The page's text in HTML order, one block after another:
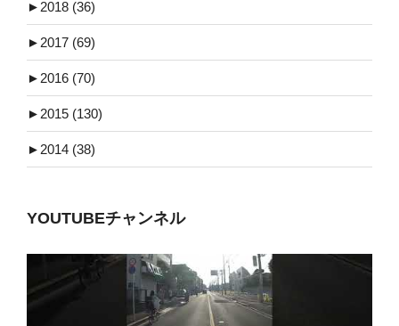
► 2018 (36)
► 2017 (69)
► 2016 (70)
► 2015 (130)
► 2014 (38)
YOUTUBEチャンネル